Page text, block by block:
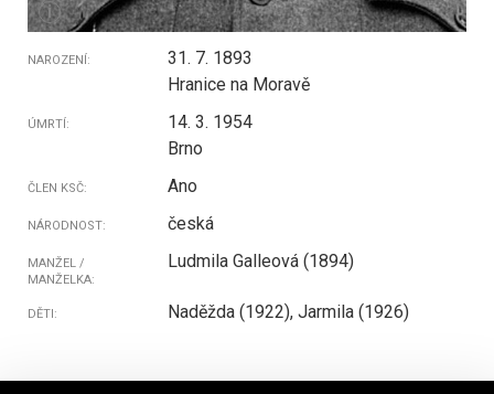
i
NAROZENÍ:
31. 7. 1893
Hranice na Moravě
ÚMRTÍ:
14. 3. 1954
Brno
ČLEN KSČ: Ano
NÁRODNOST: česká
MANŽEL /
MANŽELKA:
Ludmila Galleová (1894)
DĚTI: Naděžda (1922), Jarmila (1926)